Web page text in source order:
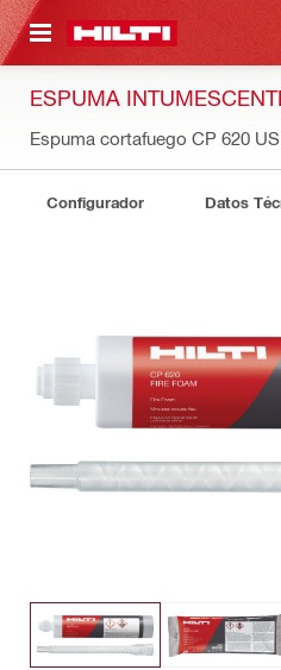
PRINCIPAL
ESPUMA
Espuma cortafuego CP 620 US
Configurador Datos